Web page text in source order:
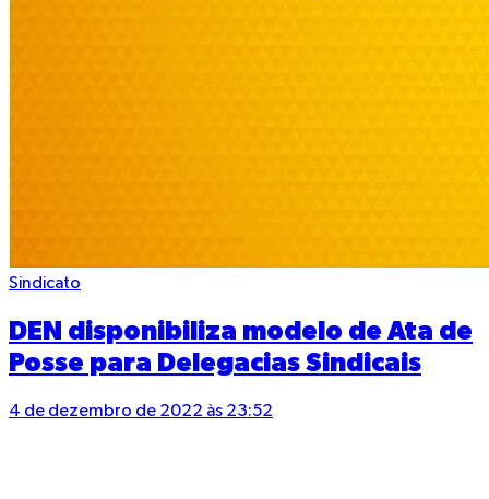
Sindicato
DEN disponibiliza modelo de Ata de
Posse para Delegacias Sindicais
4 de dezembro de 2022 às 23:52